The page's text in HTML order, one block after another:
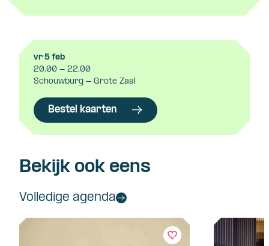
vr 5 feb
20.00 - 22.00
Schouwburg - Grote Zaal
Bestel kaarten
Bekijk ook eens
Volledige agenda